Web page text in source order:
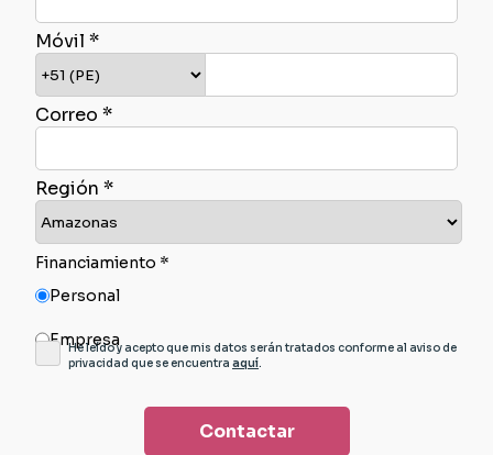
Móvil *
Correo *
Región *
Financiamiento *
Personal
Empresa
He leído y acepto que mis datos serán tratados conforme al aviso de
privacidad que se encuentra aquí.
Contactar